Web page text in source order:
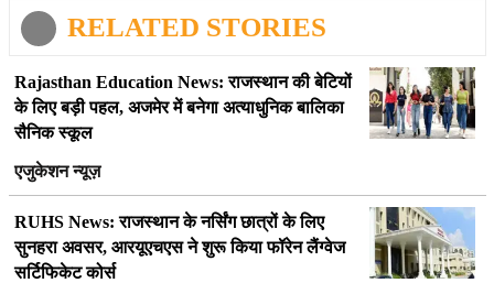
RELATED STORIES
Rajasthan Education News: राजस्थान की बेटियों
के लिए बड़ी पहल, अजमेर में बनेगा अत्याधुनिक बालिका
सैनिक स्कूल
एजुकेशन न्यूज़
RUHS News: राजस्थान के नर्सिंग छात्रों के लिए
सुनहरा अवसर, आरयूएचएस ने शुरू किया फॉरेन लैंग्वेज
सर्टिफिकेट कोर्स